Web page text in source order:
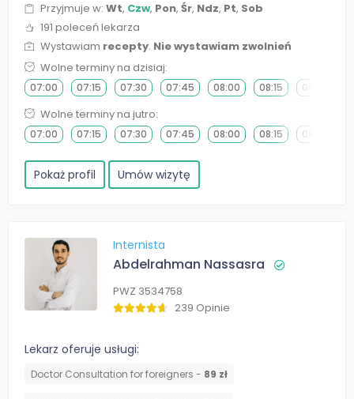
Przyjmuje w: Wt, Czw, Pon, Śr, Ndz, Pt, Sob
191 poleceń lekarza
Wystawiam recepty. Nie wystawiam zwolnień
Wolne terminy na dzisiaj:
07:00 07:15 07:30 07:45 08:00 08:15 08:30
Wolne terminy na jutro:
07:00 07:15 07:30 07:45 08:00 08:15 08:30
Pokaż profil Umów wizytę
Internista
Abdelrahman Nassasra
PWZ 3534758
239 Opinie
Lekarz oferuje usługi:
Doctor Consultation for foreigners - 89 zł